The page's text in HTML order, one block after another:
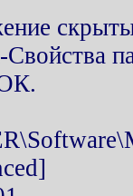
Свойства